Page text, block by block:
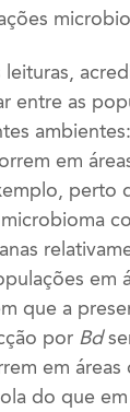
leituras,
entre as
em
perto
em
que a
por Bd
em áreas
do que